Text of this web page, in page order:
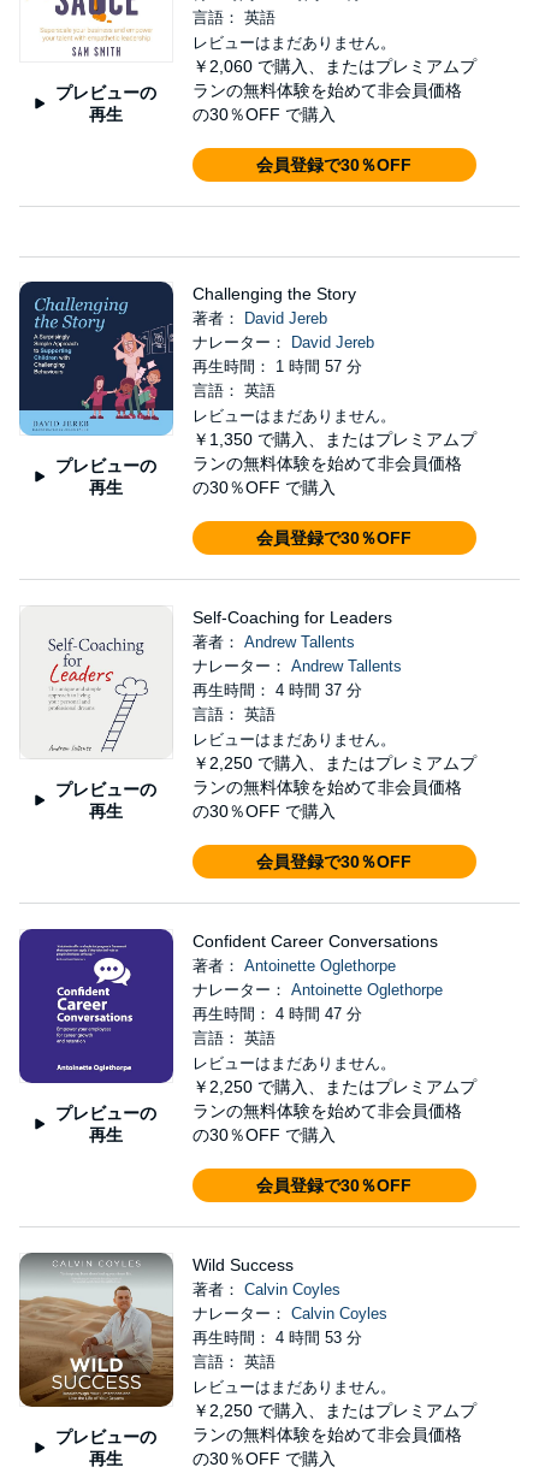
プレビューの
再生
言語： 英語
レビューはまだありません。
￥2,060 で購入、またはプレミアムプ
ランの無料体験を始めて非会員価格
の30％OFF で購入
会員登録で30％OFF
プレビューの
再生
Challenging the Story
著者：
David Jereb
ナレーター：
David Jereb
再生時間： 1 時間 57 分
言語： 英語
レビューはまだありません。
￥1,350 で購入、またはプレミアムプ
ランの無料体験を始めて非会員価格
の30％OFF で購入
会員登録で30％OFF
プレビューの
再生
Self-Coaching for Leaders
著者： Andrew Tallents
ナレーター： Andrew Tallents
再生時間： 4 時間 37 分
言語： 英語
レビューはまだありません。
￥2,250 で購入、またはプレミアムプ
ランの無料体験を始めて非会員価格
の30％OFF で購入
会員登録で30％OFF
プレビューの
再生
Confident Career Conversations
著者： Antoinette Oglethorpe
ナレーター： Antoinette Oglethorpe
再生時間： 4 時間 47 分
言語： 英語
レビューはまだありません。
￥2,250 で購入、またはプレミアムプ
ランの無料体験を始めて非会員価格
の30％OFF で購入
会員登録で30％OFF
プレビューの
再生
Wild Success
著者： Calvin Coyles
ナレーター： Calvin Coyles
再生時間： 4 時間 53 分
言語： 英語
レビューはまだありません。
￥2,250 で購入、またはプレミアムプ
ランの無料体験を始めて非会員価格
の30％OFF で購入